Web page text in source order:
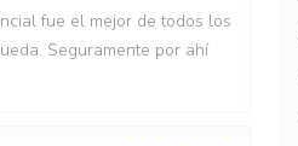
fue el mejor de todos los
Seguramente por ahí